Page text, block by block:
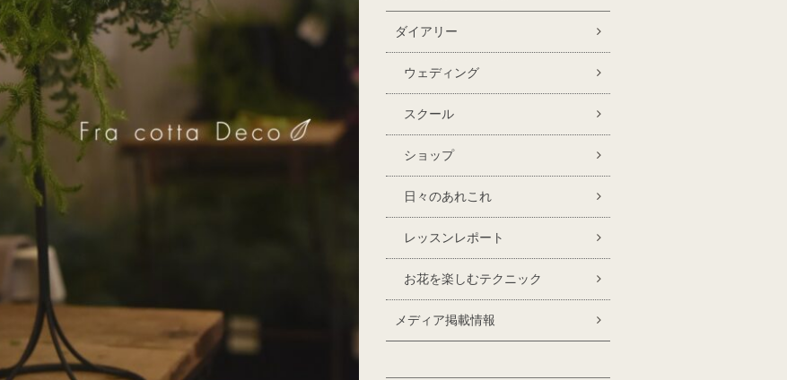
ダイアリー
ウェディング
スクール
ショップ
日々のあれこれ
レッスンレポート
お花を楽しむテクニック
メディア掲載情報